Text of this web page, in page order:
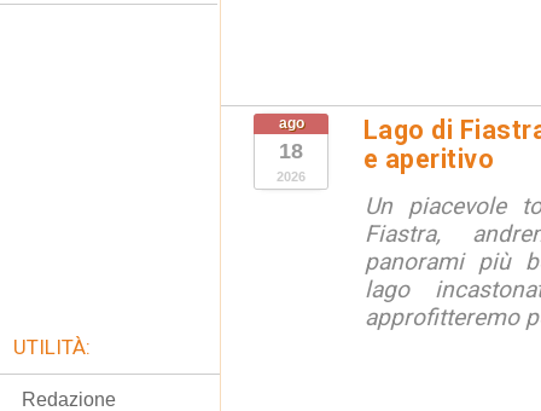
ago
18
2026
Lago di
e aperitivo
Un piacevole
Fiastra,
panorami più
lago
approfitteremo
UTILITÀ:
Redazione